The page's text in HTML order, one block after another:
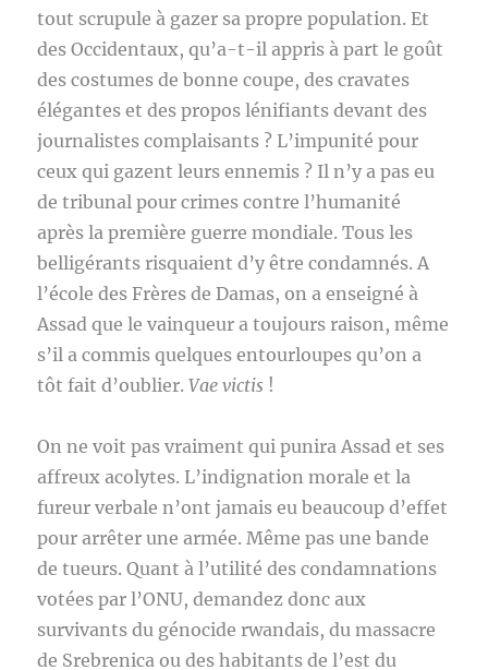
tout scrupule à gazer sa propre population. Et
des Occidentaux, qu’a-t-il appris à part le goût
des costumes de bonne coupe, des cravates
élégantes et des propos lénifiants devant des
journalistes complaisants ? L’impunité pour
ceux qui gazent leurs ennemis ? Il n’y a pas eu
de tribunal pour crimes contre l’humanité
après la première guerre mondiale. Tous les
belligérants risquaient d’y être condamnés. A
l’école des Frères de Damas, on a enseigné à
Assad que le vainqueur a toujours raison, même
s’il a commis quelques entourloupes qu’on a
tôt fait d’oublier.Vae victis !
On ne voit pas vraiment qui punira Assad et ses
affreux acolytes. L’indignation morale et la
fureur verbale n’ont jamais eu beaucoup d’effet
pour arrêter une armée. Même pas une bande
de tueurs. Quant à l’utilité des condamnations
votées par l’ONU, demandez donc aux
survivants du génocide rwandais, du massacre
de Srebrenica ou des habitants de l’est du